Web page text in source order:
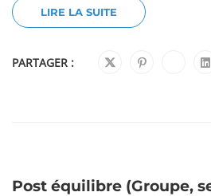
LIRE LA SUITE
PARTAGER :
Post équilibre (Groupe,